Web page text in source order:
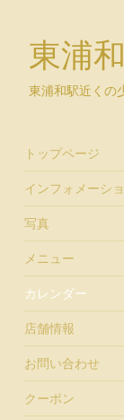
東浦
東浦和駅近くの
トップページ
インフォメーシ
写真
メニュー
カレンダー
店舗情報
お問い合わせ
クーポン